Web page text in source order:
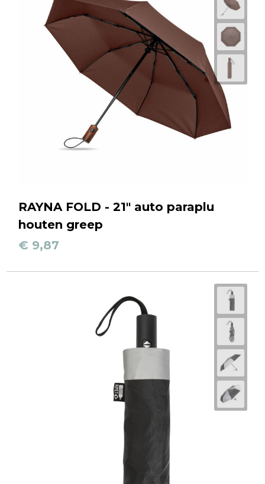
RAYNA FOLD - 21" auto paraplu
houten greep
€ 9,87